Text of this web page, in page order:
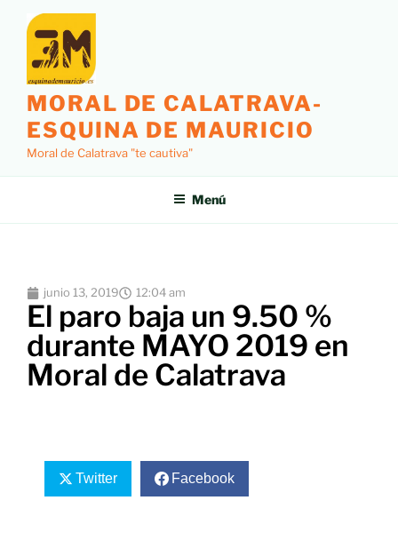
MORAL DE CALATRAVA-
ESQUINA DE MAURICIO
Moral de Calatrava "te cautiva"
Menú
junio 13, 2019 12:04 am
El paro baja un 9.50 %
durante MAYO 2019 en
Moral de Calatrava
Twitter Facebook